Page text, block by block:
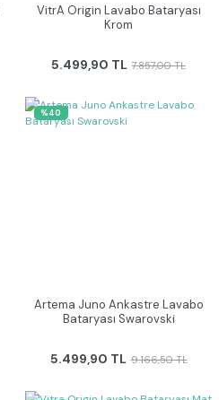
VitrA Origin Lavabo Bataryası
Krom
5.499,90 TL 7.857,00 TL
%40
Artema Juno Ankastre Lavabo
Bataryası Swarovski
5.499,90 TL 9.166,50 TL